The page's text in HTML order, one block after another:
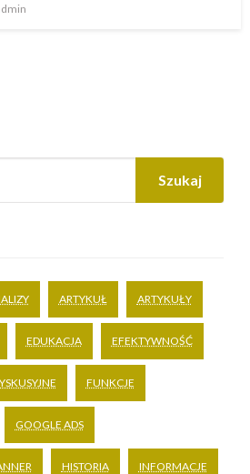
Szukaj
ARTYKUŁ ARTYKUŁY
EDUKACJA EFEKTYWNOŚĆ
FUNKCJE
GOOGLE ADS
HISTORIA INFORMACJE